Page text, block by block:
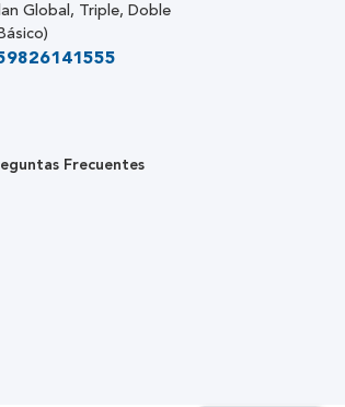
Global, Triple, Doble
Frecuentes